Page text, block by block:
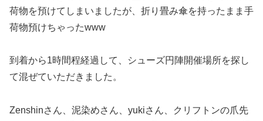
荷物を預けてしまいましたが、折り畳み傘を持ったまま手
荷物預けちゃったwww
到着から1時間程経過して、シューズ円陣開催場所を探し
て混ぜていただきました。
Zenshinさん、泥染めさん、yukiさん、クリフトンの爪先